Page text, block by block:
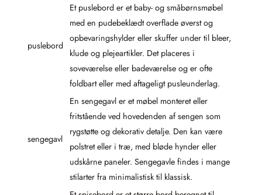
puslebord
Et puslebord er et baby- og småbørnsmøbel
med en pudebeklædt overflade øverst og
opbevaringshylder eller skuffer under til bleer,
klude og plejeartikler. Det placeres i
soveværelse eller badeværelse og er ofte
foldbart eller med aftageligt pusleunderlag.
sengegavl
En sengegavl er et møbel monteret eller
fritstående ved hovedenden af sengen som
rygstøtte og dekorativ detalje. Den kan være
polstret eller i træ, med bløde hynder eller
udskårne paneler. Sengegavle findes i mange
stilarter fra minimalistisk til klassisk.